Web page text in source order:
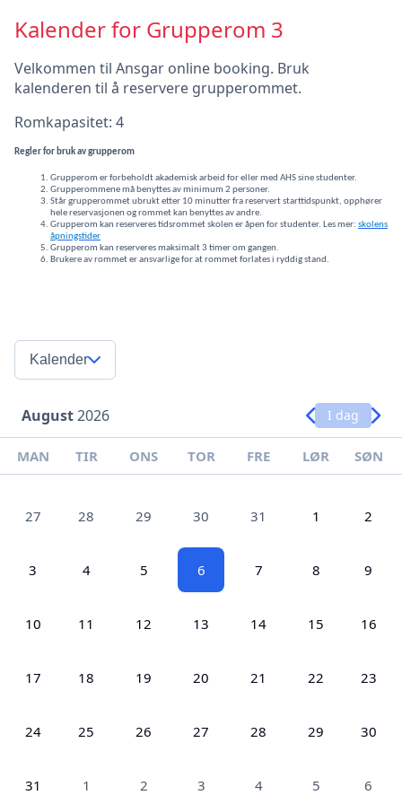
Kalender for Grupperom 3
Velkommen til Ansgar online booking. Bruk
kalenderen til å reservere grupperommet.
Romkapasitet: 4
Regler for bruk av grupperom
Grupperom er forbeholdt akademisk arbeid for eller med AHS sine studenter.
Grupperommene må benyttes av minimum 2 personer.
Står grupperommet ubrukt etter 10 minutter fra reservert starttidspunkt, opphører
hele reservasjonen og rommet kan benyttes av andre.
Grupperom kan reserveres tidsrommet skolen er åpen for studenter. Les mer: skolens
åpningstider
Grupperom kan reserveres maksimalt 3 timer om gangen.
Brukere av rommet er ansvarlige for at rommet forlates i ryddig stand.
Kalender
August2026 I dag
MAN TIR ONS TOR FRE LØR SØN
27 28 29 30 31 1 2
3 4 5 6 7 8 9
10 11 12 13 14 15 16
17 18 19 20 21 22 23
24 25 26 27 28 29 30
31 1 2 3 4 5 6